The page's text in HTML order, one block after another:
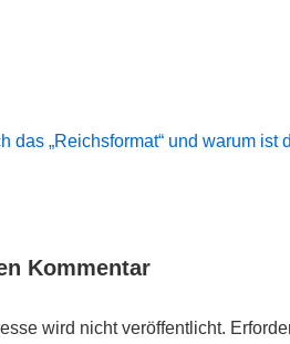
das „Reichsformat“ und warum ist
Kommentar
wird nicht veröffentlicht.